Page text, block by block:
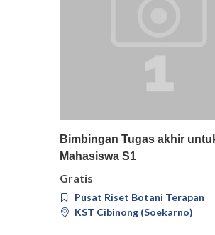
Pilih
Bimbingan Tugas akhir
Mahasiswa S1
Gratis
Pusat Riset Botani Terapan
KST Cibinong (Soekarno)